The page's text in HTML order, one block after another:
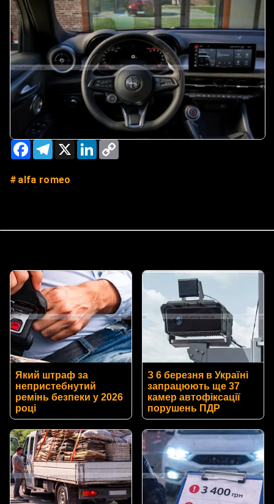
FacebookTelegram
X LinkedIn
alfa romeo
Який штраф за
непристебнутий
ремінь безпеки у 2026
році
З 6 березня в Україні
запрацюють ще 37
камер автофіксації
порушень ПДР